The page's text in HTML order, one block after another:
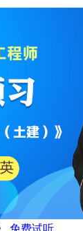
免费试听